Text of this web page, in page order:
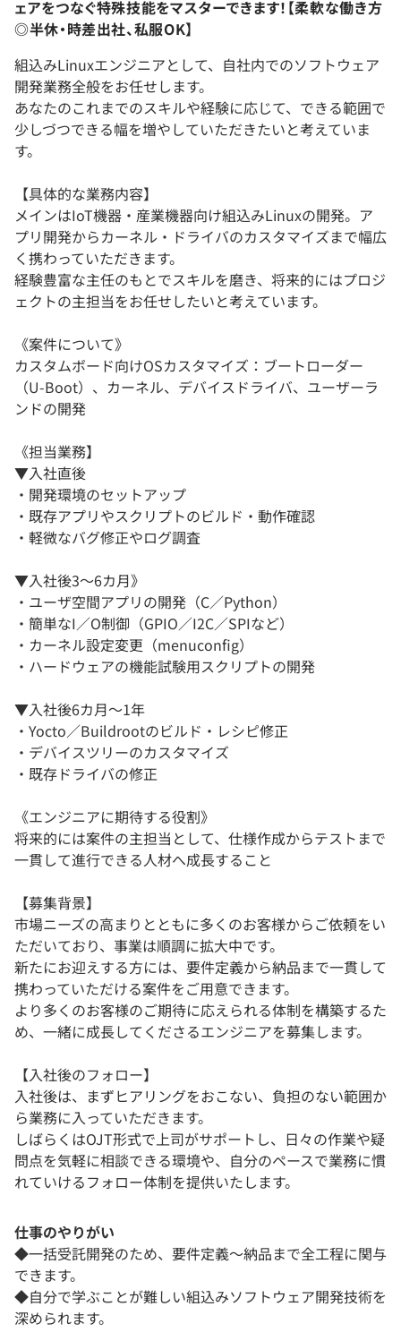
ェアをつなぐ特殊技能をマスターできます！【柔軟な働き方
◎半休・時差出社、私服OK】
組込みLinuxエンジニアとして、自社内でのソフトウェア
開発業務全般をお任せします。
あなたのこれまでのスキルや経験に応じて、できる範囲で
少しづつできる幅を増やしていただきたいと考えていま
す。
【具体的な業務内容】
メインはIoT機器・産業機器向け組込みLinuxの開発。ア
プリ開発からカーネル・ドライバのカスタマイズまで幅広
く携わっていただきます。
経験豊富な主任のもとでスキルを磨き、将来的にはプロジ
ェクトの主担当をお任せしたいと考えています。
《案件について》
カスタムボード向けOSカスタマイズ：ブートローダー
（U-Boot）、カーネル、デバイスドライバ、ユーザーラ
ンドの開発
《担当業務】
▼入社直後
・開発環境のセットアップ
・既存アプリやスクリプトのビルド・動作確認
・軽微なバグ修正やログ調査
▼入社後3～6カ月》
・ユーザ空間アプリの開発（C／Python）
・簡単なI／O制御（GPIO／I2C／SPIなど）
・カーネル設定変更（menuconfig）
・ハードウェアの機能試験用スクリプトの開発
▼入社後6カ月～1年
・Yocto／Buildrootのビルド・レシピ修正
・デバイスツリーのカスタマイズ
・既存ドライバの修正
《エンジニアに期待する役割》
将来的には案件の主担当として、仕様作成からテストまで
一貫して進行できる人材へ成長すること
【募集背景】
市場ニーズの高まりとともに多くのお客様からご依頼をい
ただいており、事業は順調に拡大中です。
新たにお迎えする方には、要件定義から納品まで一貫して
携わっていただける案件をご用意できます。
より多くのお客様のご期待に応えられる体制を構築するた
め、一緒に成長してくださるエンジニアを募集します。
【入社後のフォロー】
入社後は、まずヒアリングをおこない、負担のない範囲か
ら業務に入っていただきます。
しばらくはOJT形式で上司がサポートし、日々の作業や疑
問点を気軽に相談できる環境や、自分のペースで業務に慣
れていけるフォロー体制を提供いたします。
仕事のやりがい
◆一括受託開発のため、要件定義〜納品まで全工程に関与
できます。
◆自分で学ぶことが難しい組込みソフトウェア開発技術を
深められます。